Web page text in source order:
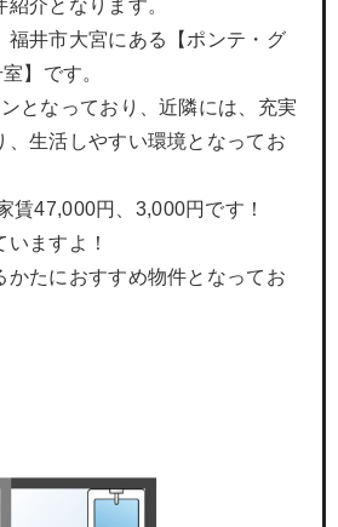
介となります。
福井市大宮にある【ポンテ・グ
】です。
となっており、近隣には、充実
、生活しやすい環境となってお
賃47,000円、3,000円です！
ますよ！
かたにおすすめ物件となってお